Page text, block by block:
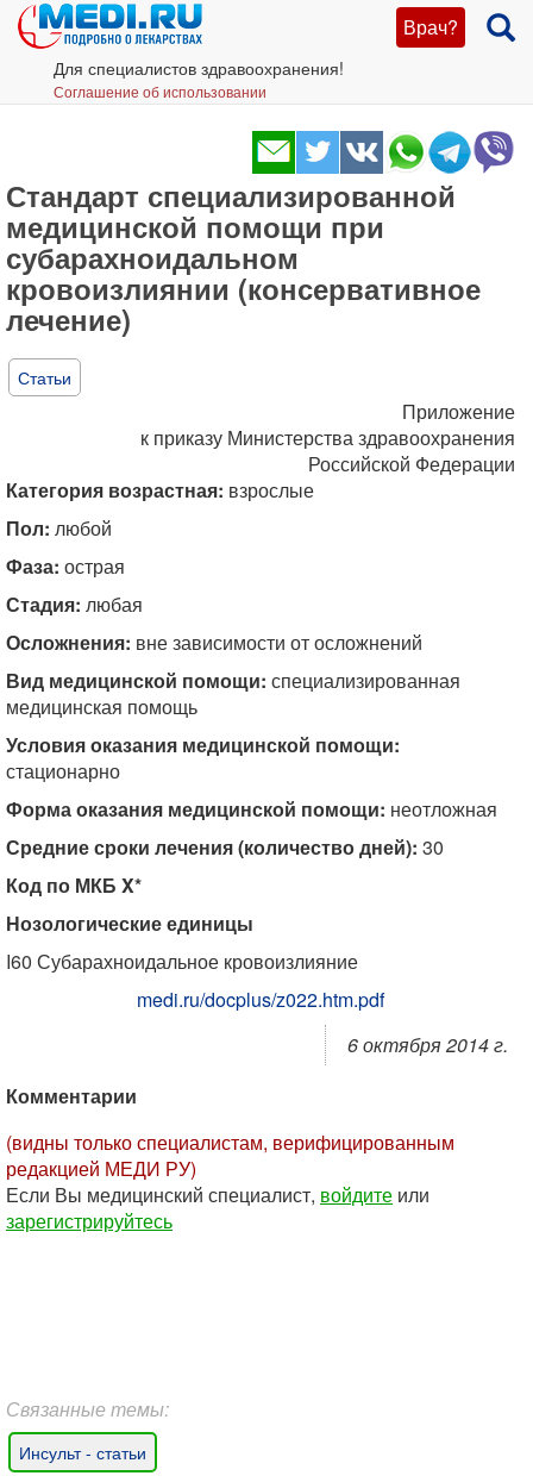
Врач?
Для специалистов здравоохранения!
Соглашение об использовании
Стандарт специализированной
медицинской помощи при
субарахноидальном
кровоизлиянии (консервативное
лечение)
Статьи
Приложение
к приказу Министерства здравоохранения
Российской Федерации
Категория возрастная: взрослые
Пол: любой
Фаза: острая
Стадия: любая
Осложнения: вне зависимости от осложнений
Вид медицинской помощи: специализированная
медицинская помощь
Условия оказания медицинской помощи:
стационарно
Форма оказания медицинской помощи: неотложная
Средние сроки лечения (количество дней): 30
Код по МКБ X*
Нозологические единицы
I60 Субарахноидальное кровоизлияние
medi.ru/docplus/z022.htm.pdf
6 октября 2014 г.
Комментарии
(видны только специалистам, верифицированным
редакцией МЕДИ РУ)
Если Вы медицинский специалист, войдите или
зарегистрируйтесь
Связанные темы:
Инсульт - статьи